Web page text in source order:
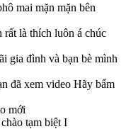
mai mặn mặn bên
rất là thích luôn á chúc
gia đình và bạn bè mình
đã xem video Hãy bấm
mới
tạm biệt I